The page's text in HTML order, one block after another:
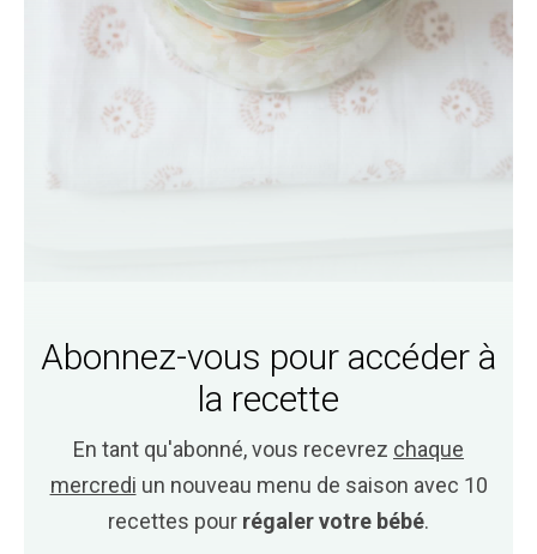
Abonnez-vous pour accéder à
la recette
En tant qu'abonné, vous recevrez chaque
mercredi un nouveau menu de saison avec 10
recettes pour régaler votre bébé.